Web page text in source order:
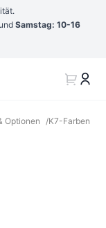
und Samstag: 10-16
Optionen /K7-Farben